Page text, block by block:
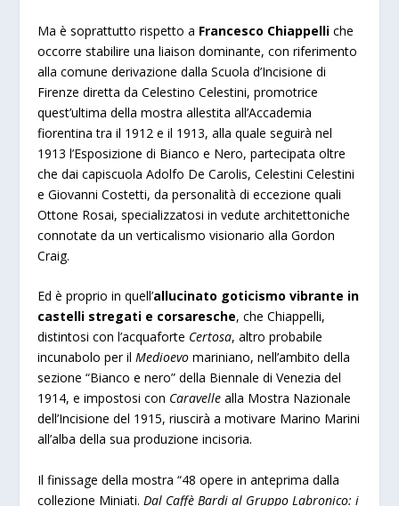
Ma è soprattutto rispetto a Francesco Chiappelli che
occorre stabilire una liaison dominante, con riferimento
alla comune derivazione dalla Scuola d’Incisione di
Firenze diretta da Celestino Celestini, promotrice
quest’ultima della mostra allestita all’Accademia
fiorentina tra il 1912 e il 1913, alla quale seguirà nel
1913 l’Esposizione di Bianco e Nero, partecipata oltre
che dai capiscuola Adolfo De Carolis, Celestini Celestini
e Giovanni Costetti, da personalità di eccezione quali
Ottone Rosai, specializzatosi in vedute architettoniche
connotate da un verticalismo visionario alla Gordon
Craig.
Ed è proprio in quell’allucinato goticismo vibrante in
castelli stregati e corsaresche, che Chiappelli,
distintosi con l’acquaforte Certosa, altro probabile
incunabolo per ilMedioevo mariniano, nell’ambito della
sezione “Bianco e nero” della Biennale di Venezia del
1914, e impostosi con Caravelle alla Mostra Nazionale
dell’Incisione del 1915, riuscirà a motivare Marino Marini
all’alba della sua produzione incisoria.
Il finissage della mostra “48 opere in anteprima dalla
collezione Miniati. Dal Caffè Bardi al Gruppo Labronico: i